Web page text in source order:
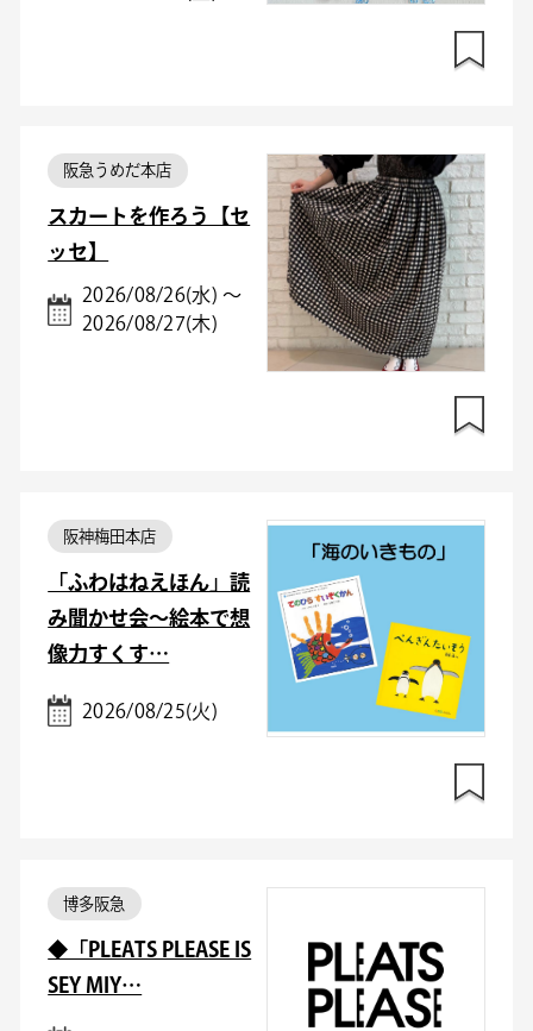
阪急うめだ本店
スカートを作ろう【セ
ッセ】
2026/08/26(水) ～
2026/08/27(木)
阪神梅田本店
「ふわはねえほん」読
み聞かせ会～絵本で想
像力すくす…
2026/08/25(火)
博多阪急
◆「PLEATS PLEASE IS
SEY MIY…